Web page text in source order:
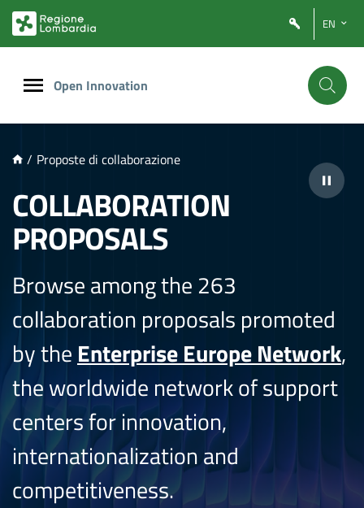
PRINCIPALE
EN
Open Innovation
/ Proposte di collaborazione
COLLABORATION
PROPOSALS
Browse among the 263
collaboration proposals promoted
by the Enterprise Europe Network,
the worldwide network of support
centers for innovation,
internationalization and
competitiveness.